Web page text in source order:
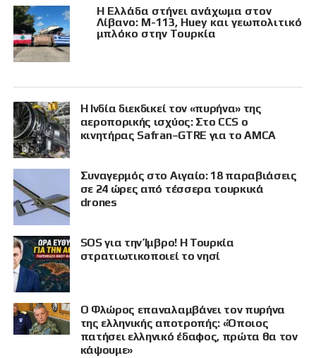
Η Ελλάδα στήνει ανάχωμα στον
Λίβανο: M-113, Huey και γεωπολιτικό
μπλόκο στην Τουρκία
Η Ινδία διεκδικεί τον «πυρήνα» της
αεροπορικής ισχύος: Στο CCS ο
κινητήρας Safran–GTRE για το AMCA
Συναγερμός στο Αιγαίο: 18 παραβιάσεις
σε 24 ώρες από τέσσερα τουρκικά
drones
SOS για την Ίμβρο! Η Τουρκία
στρατιωτικοποιεί το νησί
Ο Φλώρος επαναλαμβάνει τον πυρήνα
της ελληνικής αποτροπής: «Όποιος
πατήσει ελληνικό έδαφος, πρώτα θα τον
κάψουμε»